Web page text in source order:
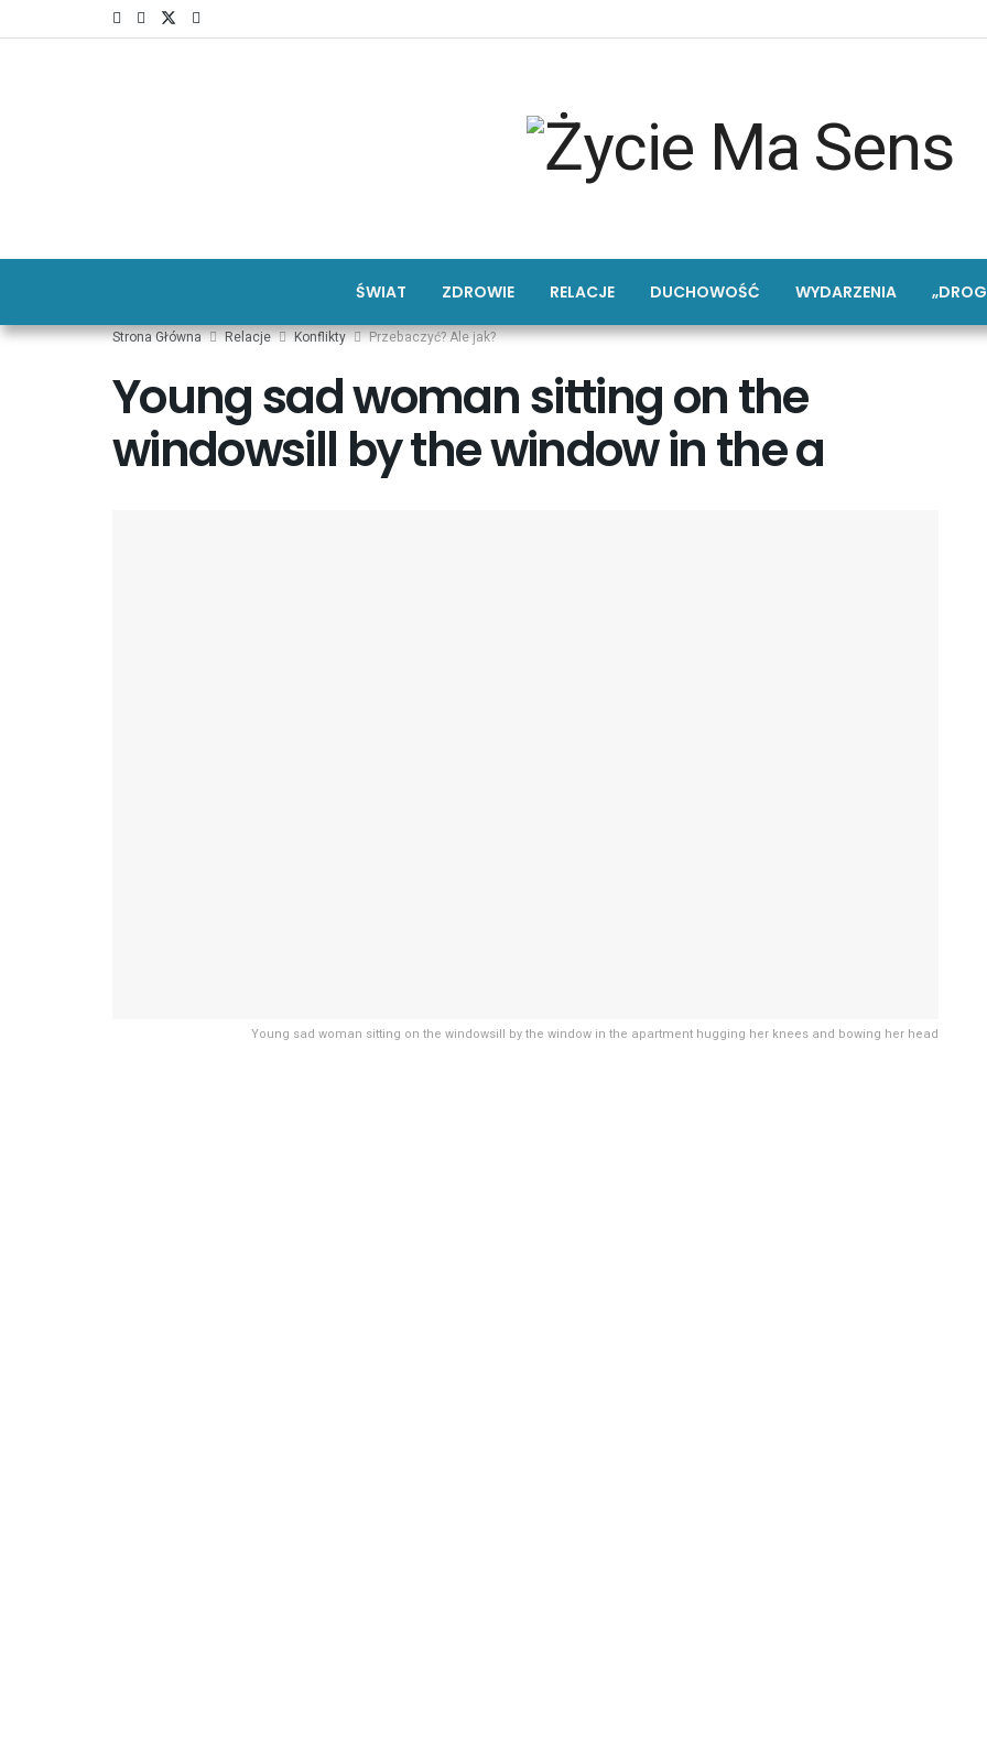
ŚWIAT ZDROWIE RELACJE DUCHOWOŚĆ WYDARZENIA
Strona Główna Relacje Konflikty Przebaczyć? Ale jak?
Young sad woman sitting on the
windowsill by the window in the a
Young sad woman sitting on the windowsill by the window in the apartment hugging her knees and bowing her head